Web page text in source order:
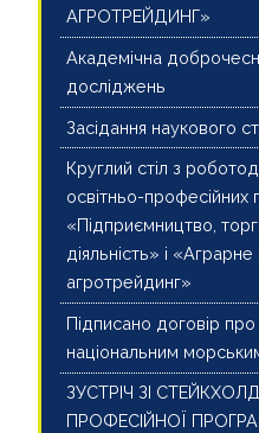
АГРОТРЕЙДИНГ»
Академічна
досліджень
Засідання наукового
Круглий стіл з
освітньо-професійних
«Підприємництво,
діяльність» і
агротрейдинг»
Підписано договір
національним
ЗУСТРІЧ ЗІ
ПРОФЕСІЙНОЇ